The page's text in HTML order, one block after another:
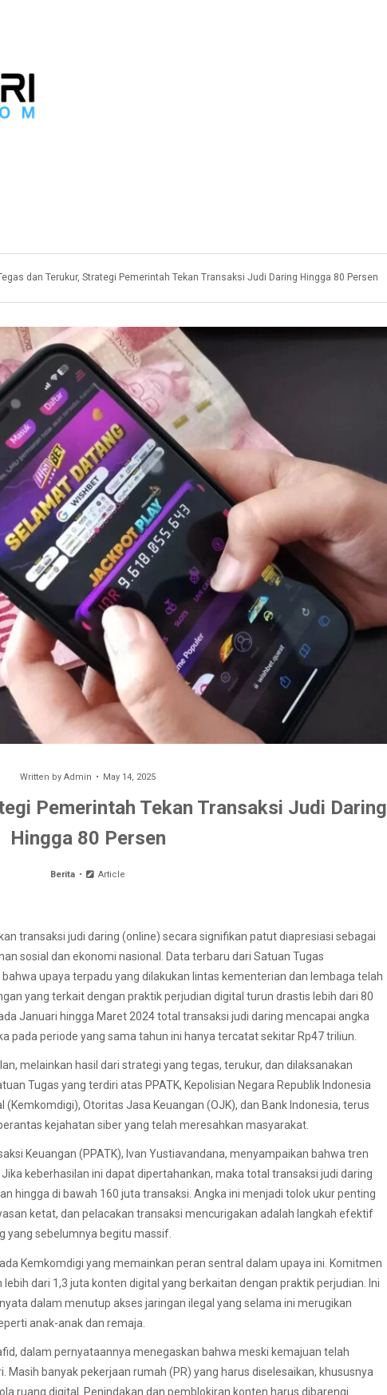
dan Terukur, Strategi Pemerintah Tekan Transaksi Judi Daring Hingga 80 Persen
Written by Admin May 14, 2025
Pemerintah Tekan Transaksi Judi Daring
Hingga 80 Persen
Berita Article
transaksi judi daring (online) secara signifikan patut diapresiasi sebagai
sosial dan ekonomi nasional. Data terbaru dari Satuan Tugas
upaya terpadu yang dilakukan lintas kementerian dan lembaga telah
yang terkait dengan praktik perjudian digital turun drastis lebih dari 80
Januari hingga Maret 2024 total transaksi judi daring mencapai angka
pada periode yang sama tahun ini hanya tercatat sekitar Rp47 triliun.
melainkan hasil dari strategi yang tegas, terukur, dan dilaksanakan
Tugas yang terdiri atas PPATK, Kepolisian Negara Republik Indonesia
Otoritas Jasa Keuangan (OJK), dan Bank Indonesia, terus
kejahatan siber yang telah meresahkan masyarakat.
Keuangan (PPATK), Ivan Yustiavandana, menyampaikan bahwa tren
keberhasilan ini dapat dipertahankan, maka total transaksi judi daring
hingga di bawah 160 juta transaksi. Angka ini menjadi tolok ukur penting
ketat, dan pelacakan transaksi mencurigakan adalah langkah efektif
yang sebelumnya begitu massif.
Kemkomdigi yang memainkan peran sentral dalam upaya ini. Komitmen
dari 1,3 juta konten digital yang berkaitan dengan praktik perjudian. Ini
dalam menutup akses jaringan ilegal yang selama ini merugikan
anak-anak dan remaja.
dalam pernyataannya menegaskan bahwa meski kemajuan telah
Masih banyak pekerjaan rumah (PR) yang harus diselesaikan, khususnya
ruang digital. Penindakan dan pemblokiran konten harus dibarengi